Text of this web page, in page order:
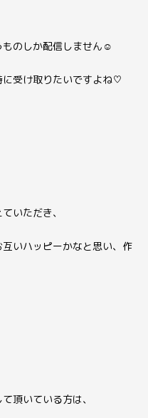
ものしか配信しません☺
受け取りたいですよね♡
いただき、
いハッピーかなと思い、作
頂いている方は、